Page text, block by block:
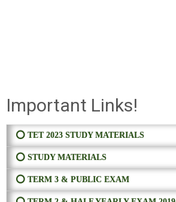
Important Links!
⭕ TET 2023 STUDY MATERIALS
⭕ STUDY MATERIALS
⭕ TERM 3 & PUBLIC EXAM